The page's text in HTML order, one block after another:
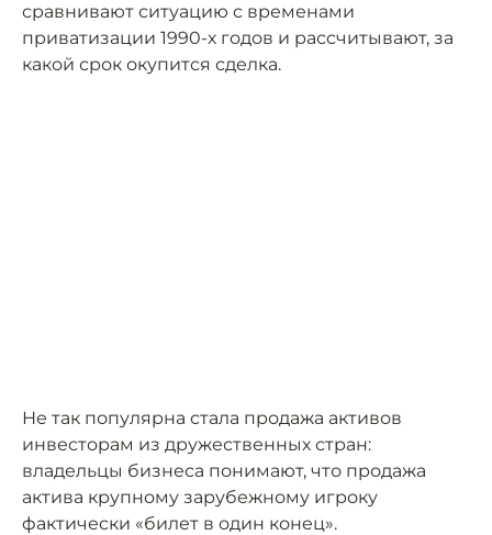
сравнивают ситуацию с временами
приватизации 1990-х годов и рассчитывают, за
какой срок окупится сделка.
Не так популярна стала продажа активов
инвесторам из дружественных стран:
владельцы бизнеса понимают, что продажа
актива крупному зарубежному игроку
фактически «билет в один конец».